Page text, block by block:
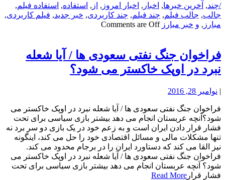
/چند, آخرین خبرها, اخبار , اخبار امروز , از , استفاده, استفاده فیلم,
جالب, جالب فیلم, چند فیلم, چند کاربردی, خبر جدید, فیلم کاربردی,
مبارز , و خبر مبارز Comments are Off
فراخوان جنگ نفتی سعودی ها / آیا شعله
نبرد در اوپک خاکستر می شود؟
| نوامبر 28, 2016
فراخوان جنگ نفتی سعودی ها / آیا شعله نبرد در اوپک خاکستر می
شود؟آنچه عربستان انجام می دهد بیشتر بازی سیاسی برای تحت
فشار قرار دادن ایران است و به زعم خود در یک بازی دو سر برد نه
تنها مشکلات مالی و مسائل اقتصادی خود را حل می کند، اینگونه
نیز القا می کند که دستاورد ایران را در برجام محدود می کند.
فراخوان جنگ نفتی سعودی ها / آیا شعله نبرد در اوپک خاکستر می
شود؟ آنچه عربستان انجام می دهد بیشتر بازی سیاسی برای تحت
فشار قرار Read More